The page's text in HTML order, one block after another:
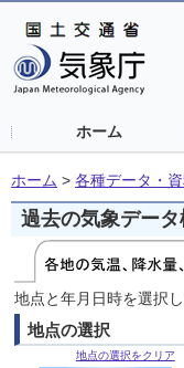
ホーム
ホーム > 各種データ・
過去の気象データ
地点と年月日時を選択
地点の選択
地点の選択をクリア